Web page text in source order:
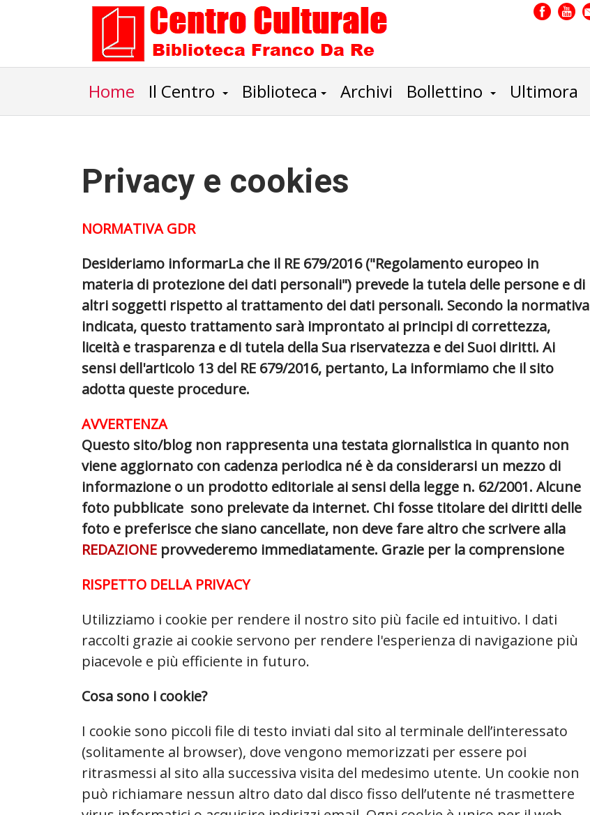
Home Il Centro Biblioteca Archivi Bollettino Ultimora
Privacy e cookies
NORMATIVA GDR
Desideriamo informarLa che il RE 679/2016 ("Regolamento europeo in
materia di protezione dei dati personali") prevede la tutela delle persone e di
altri soggetti rispetto al trattamento dei dati personali. Secondo la normativa
indicata, questo trattamento sarà improntato ai principi di correttezza,
liceità e trasparenza e di tutela della Sua riservatezza e dei Suoi diritti. Ai
sensi dell'articolo 13 del RE 679/2016, pertanto, La informiamo che il sito
adotta queste procedure.
AVVERTENZA
Questo sito/blog non rappresenta una testata giornalistica in quanto non
viene aggiornato con cadenza periodica né è da considerarsi un mezzo di
informazione o un prodotto editoriale ai sensi della legge n. 62/2001. Alcune
foto pubblicate sono prelevate da internet. Chi fosse titolare dei diritti delle
foto e preferisce che siano cancellate, non deve fare altro che scrivere alla
REDAZIONE provvederemo immediatamente. Grazie per la comprensione
RISPETTO DELLA PRIVACY
Utilizziamo i cookie per rendere il nostro sito più facile ed intuitivo. I dati
raccolti grazie ai cookie servono per rendere l'esperienza di navigazione più
piacevole e più efficiente in futuro.
Cosa sono i cookie?
I cookie sono piccoli file di testo inviati dal sito al terminale dell’interessato
(solitamente al browser), dove vengono memorizzati per essere poi
ritrasmessi al sito alla successiva visita del medesimo utente. Un cookie non
può richiamare nessun altro dato dal disco fisso dell’utente né trasmettere